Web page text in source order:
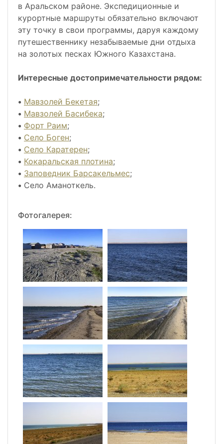
в Аральском районе. Экспедиционные и
курортные маршруты обязательно включают
эту точку в свои программы, даруя каждому
путешественнику незабываемые дни отдыха
на золотых песках Южного Казахстана.
Интересные достопримечательности рядом:
• Мавзолей Бекетая;
• Мавзолей Басибека;
• Форт Раим;
• Село Боген;
• Село Каратерен;
• Кокаральская плотина;
• Заповедник Барсакельмес;
• Село Аманоткель.
Фотогалерея: